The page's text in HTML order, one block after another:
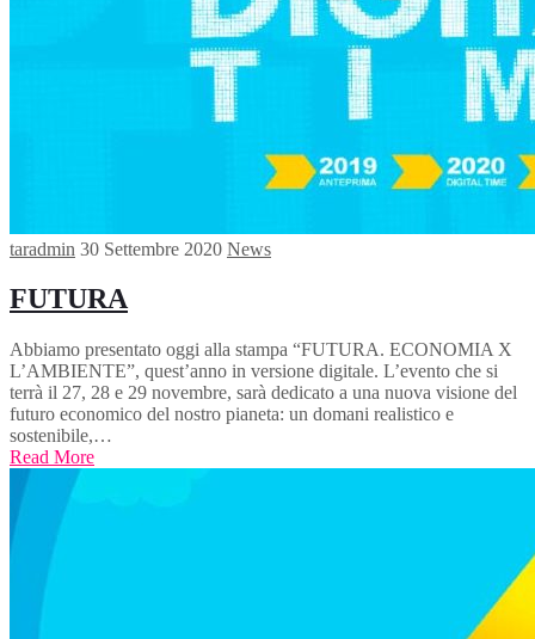
taradmin 30 Settembre 2020 News
FUTURA
Abbiamo presentato oggi alla stampa “FUTURA. ECONOMIA X
L’AMBIENTE”, quest’anno in versione digitale. L’evento che si
terrà il 27, 28 e 29 novembre, sarà dedicato a una nuova visione del
futuro economico del nostro pianeta: un domani realistico e
sostenibile,…
Read More